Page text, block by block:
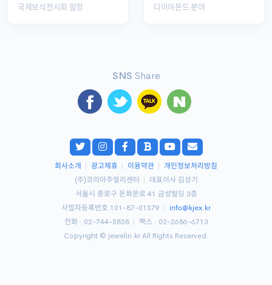
국제보석전시회 일정 다이아몬드 분야
SNS Share
회사소개 | 광고제휴 | 이용약관 | 개인정보처리방침
(주)코리아주얼리센터 | 대표이사 김성기
서울시 종로구 돈화문로 41 금성빌딩 3층
사업자등록번호 101-87-01579 | info@kjex.kr
전화 : 02-744-5858 | 팩스 : 02-2686-6713
Copyright © jewelin.kr All Rights Reserved.